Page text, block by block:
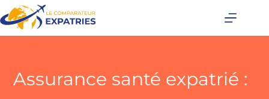
Assurance santé expatrié :